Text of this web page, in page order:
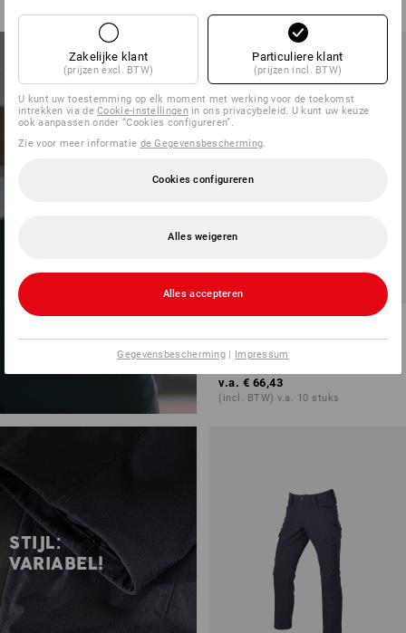
Tuinbroek e.s.t:aktik light
ripstop
v.a. € 66,43
(incl. BTW) v.a. 10 stuks
STIJL:
VARIABEL!
Zakelijke klant
(prijzen excl. BTW)
Particuliere klant
(prijzen incl. BTW)
U kunt uw toestemming op elk moment met werking voor de toekomst
intrekken via deCookie-instellingenin ons privacybeleid. U kunt uw keuze
ook aanpassen onder “Cookies configureren”.
Zie voor meer informatie de Gegevensbescherming.
Cookies configureren
Alles weigeren
Alles accepteren
Gegevensbescherming | Impressum